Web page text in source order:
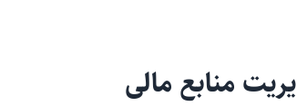
منابع مالی